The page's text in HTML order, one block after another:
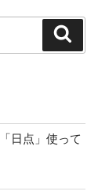
日点」使って